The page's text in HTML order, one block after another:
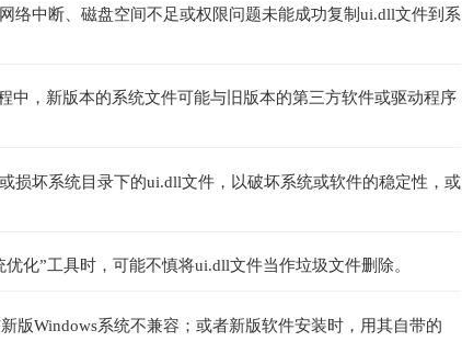
络中断、磁盘空间不足或权限问题未能成功复制ui.dll文件到系
中，新版本的系统文件可能与旧版本的第三方软件或驱动程序
损坏系统目录下的ui.dll文件，以破坏系统或软件的稳定性，或
化”工具时，可能不慎将ui.dll文件当作垃圾文件删除。
版Windows系统不兼容；或者新版软件安装时，用其自带的